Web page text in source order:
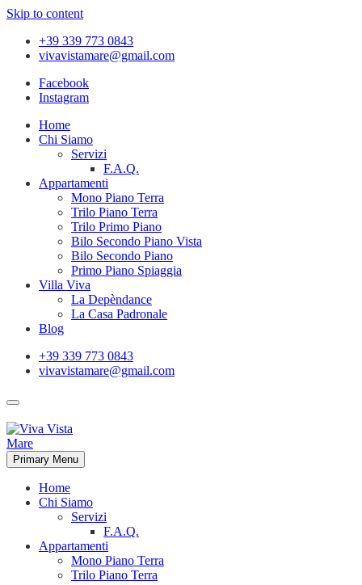
Skip to content
+39 339 773 0843
vivavistamare@gmail.com
Facebook
Instagram
Home
Chi Siamo
Servizi
F.A.Q.
Appartamenti
Mono Piano Terra
Trilo Piano Terra
Trilo Primo Piano
Bilo Secondo Piano Vista
Bilo Secondo Piano
Primo Piano Spiaggia
Villa Viva
La Depèndance
La Casa Padronale
Blog
+39 339 773 0843
vivavistamare@gmail.com
Primary Menu
Home
Chi Siamo
Servizi
F.A.Q.
Appartamenti
Mono Piano Terra
Trilo Piano Terra